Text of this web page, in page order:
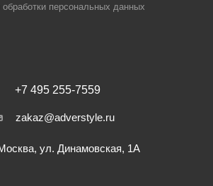
обработки персональных данных
+7 495 255-7559
zakaz@adverstyle.ru
ул. Динамовская, 1А